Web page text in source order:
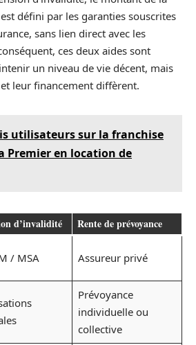
défini par les garanties souscrites
sans lien direct avec les
ces deux aides sont
un niveau de vie décent, mais
leur financement diffèrent.
utilisateurs sur la franchise
Premier en location de
d’invalidité Rente de prévoyance
/ MSA Assureur privé
Prévoyance
individuelle ou
collective